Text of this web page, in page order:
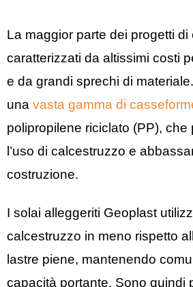
La maggior parte dei progetti
caratterizzati da altissimi costi
e da grandi sprechi di
una vasta gamma di
polipropilene riciclato (PP), che
l’uso di calcestruzzo e
costruzione.
I solai alleggeriti Geoplast
calcestruzzo in meno rispetto
lastre piene, mantenendo
capacità portante. Sono quindi